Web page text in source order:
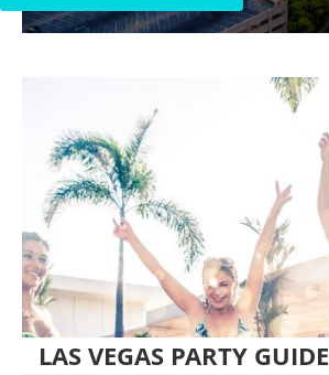
LAS VEGAS PARTY GUIDE